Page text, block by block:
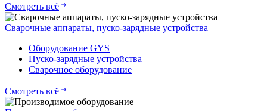
Смотреть всё
Сварочные аппараты, пуско-зарядные устройства
Оборудование GYS
Пуско-зарядные устройства
Сварочное оборудование
Смотреть всё